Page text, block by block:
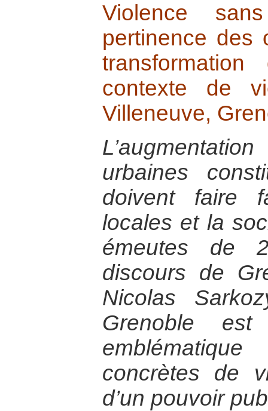
Violence
pertinence des
contexte de
Villeneuve,
urbaines
doivent faire
locales et la
émeutes de
discours de
Nicolas
Grenoble
concrètes de
d’un pouvoir